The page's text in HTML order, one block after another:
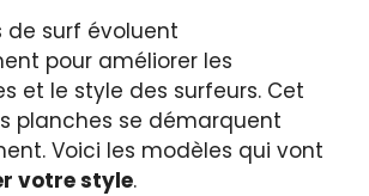
de surf évoluent
pour améliorer les
et le style des surfeurs. Cet
planches se démarquent
Voici les modèles qui vont
votre style.